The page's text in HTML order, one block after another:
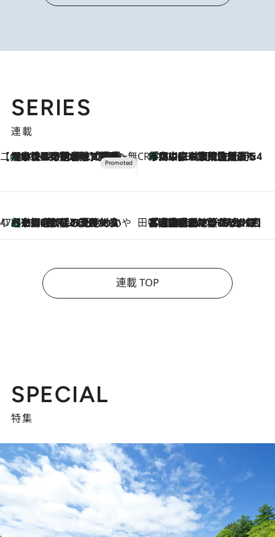
SERIES
連載
【CREA×星野リゾート】唯一無二。癒しと発見が待つ場所へ
2026.8.7
【トンボの足水浴】ヒノキの香りに包まれて涼感マックス！約13℃の湧水かけ流しを避暑地「星野温泉 トンボの湯」で体験 CREA'S CHOICE
2026.8.7
「立川にも歌舞伎があるんだよ」 片岡仁左衛門・市川中車ら豪華座組みで4年目の立川立飛歌舞伎へ
47都道府県の手みやげ ひんやりスイーツで夏を満喫
2026.8.7
【京都府】この夏絶対食べたい 冷やしておいしいおやつ3選 ひと口目から心を掴む新緑のテリーヌ 田中稲の勝手に再ブーム
2026.8.7
「湘南乃風に憧れて」観客大盛上がりの“タオル回し”に、ラッパー顔負けの高速歌唱まで…さだまさし（74）のアグレッシブすぎる現在地
連載 TOP
SPECIAL
特集